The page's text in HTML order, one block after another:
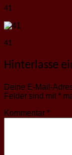
41
41
Hinterlasse
Deine E-Mail-
Felder sind mit *
Kommentar *